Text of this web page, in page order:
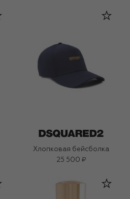
Хлопковая бейсболка
25 500 ₽